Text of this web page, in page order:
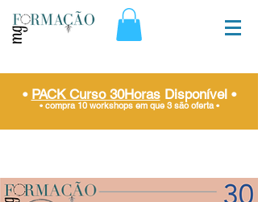
• PACK Curso 30HorasDisponível •
• compra 10 workshops em que 3 são oferta •